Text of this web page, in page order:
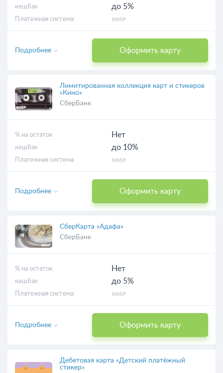
кешбэк до 5%
Платежная система
Оформить карту
Подробнее
Лимитированная коллекция карт и стикеров
«Кино»
СберБанк
% на остаток Нет
кешбэк до 10%
Платежная система
Оформить карту
Подробнее
СберКарта «Адафа»
СберБанк
% на остаток Нет
кешбэк до 5%
Платежная система
Оформить карту
Подробнее
Дебетовая карта «Детский платёжный
стикер»